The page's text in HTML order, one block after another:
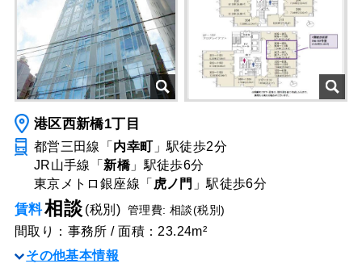
港区西新橋1丁目
都営三田線「 内幸町 」駅徒歩2分
JR山手線「 新橋」駅徒歩6分
東京メトロ銀座線「 虎ノ門 」駅徒歩6分
賃料相談(税別) 管理費: 相談(税別)
間取り：事務所 / 面積：23.24m²
その他基本情報